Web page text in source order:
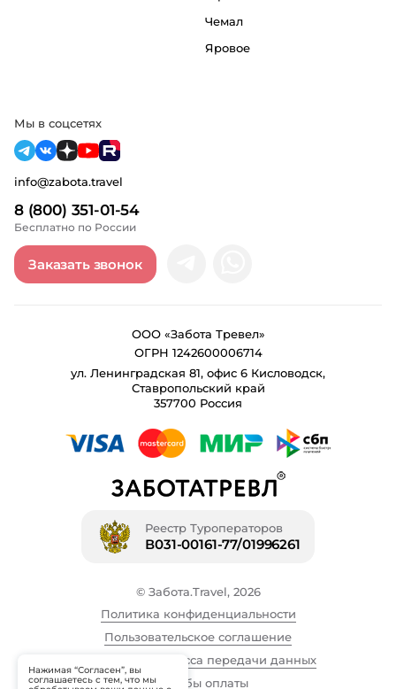
Чемал
Яровое
8 (800) 351-01-54
Бесплатно по России
info@zabota.travel
Заказать звонок
Мы в соцсетях
ООО «Забота Тревел»
ОГРН 1242600006714
ул. Ленинградская 81, офис 6 Кисловодск,
Ставропольский край
357700 Россия
Реестр Туроператоров
В031-00161-77/01996261
© Забота.Travel, 2026
Политика конфиденциальности
Пользовательское соглашение
Описание процесса передачи данных
Способы оплаты
Нажимая “Согласен”, вы
соглашаетесь с тем, что мы